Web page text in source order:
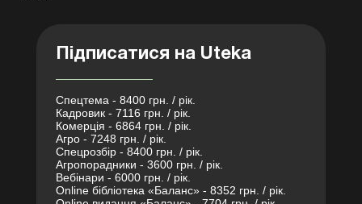
Підписатися на Uteka
Спецтема - 8400 грн. / рік.
Кадровик - 7116 грн. / рік.
Комерція - 6864 грн. / рік.
Агро - 7248 грн. / рік.
Спецрозбір - 8400 грн. / рік.
Агропорадники - 3600 грн. / рік.
Вебінари - 6000 грн. / рік.
Online бібліотека «Баланс» - 8352 грн. / рік.